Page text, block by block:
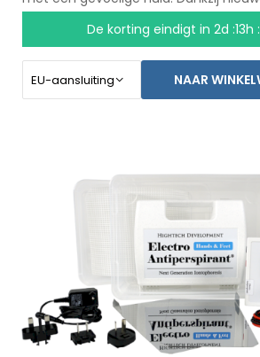
technologie kan het zweten in een
stoppen voor een langere tijd.
het behandelen van de voeten,
zonder de assistentie van een ander
De korting eindigt in 2d
NAAR